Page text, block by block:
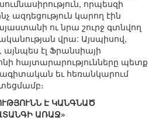
որպեսզի
ազդեցություն կարող էին
ու նրա շուրջ գտնվող
վրա: Այսպիսով,
էլ Ֆրանսիայի
հայտարարությունները պետք
եւ հեռանկարում
Է ԿԱՆԳՆԱԾ
ԱՌԱՋ»